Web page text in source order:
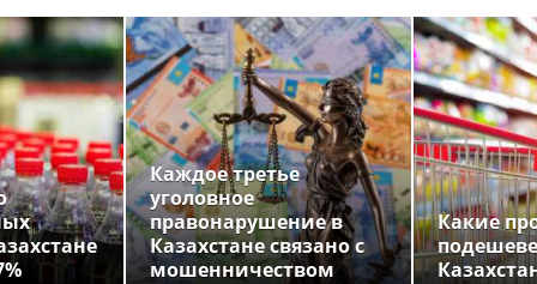
Каждое третье
уголовное
правонарушение в
Казахстане связано с
мошенничеством
Какие